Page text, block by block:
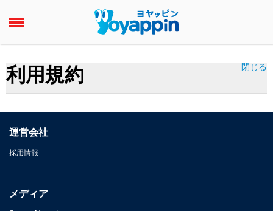
閉じる
利用規約
運営会社
採用情報
メディア